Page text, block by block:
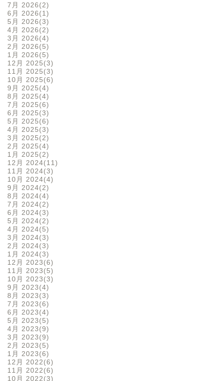
7月 2026 2
6月 2026 1
5月 2026 3
4月 2026 2
3月 2026 4
2月 2026 5
1月 2026 5
12月 2025 3
11月 2025 3
10月 2025 6
9月 2025 4
8月 2025 4
7月 2025 6
6月 2025 3
5月 2025 6
4月 2025 3
3月 2025 2
2月 2025 4
1月 2025 2
12月 2024 11
11月 2024 3
10月 2024 4
9月 2024 2
8月 2024 4
7月 2024 2
6月 2024 3
5月 2024 2
4月 2024 5
3月 2024 3
2月 2024 3
1月 2024 3
12月 2023 6
11月 2023 5
10月 2023 3
9月 2023 4
8月 2023 3
7月 2023 6
6月 2023 4
5月 2023 5
4月 2023 9
3月 2023 9
2月 2023 5
1月 2023 6
12月 2022 6
11月 2022 6
10月 2022 3